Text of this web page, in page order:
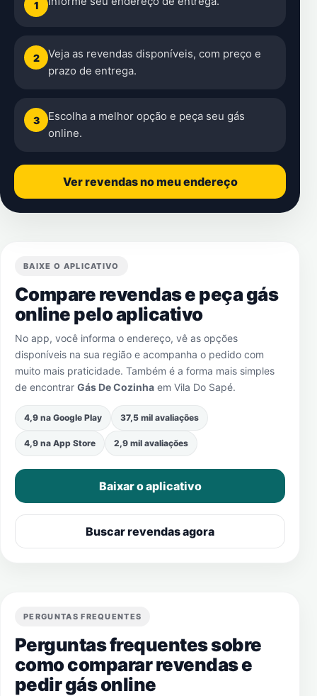
1
2
Veja as revendas disponíveis, com preço e
prazo de entrega.
3
Escolha a melhor opção e peça seu gás
online.
Ver revendas no meu endereço
BAIXE O APLICATIVO
Compare revendas e peça gás
online pelo aplicativo
No app, você informa o endereço, vê as opções
disponíveis na sua região e acompanha o pedido com
muito mais praticidade. Também é a forma mais simples
de encontrar Gás De Cozinha em Vila Do Sapé.
4,9 na Google Play 37,5 mil avaliações
4,9 na App Store 2,9 mil avaliações
Baixar o aplicativo
Buscar revendas agora
PERGUNTAS FREQUENTES
Perguntas frequentes sobre
como comparar revendas e
pedir gás online